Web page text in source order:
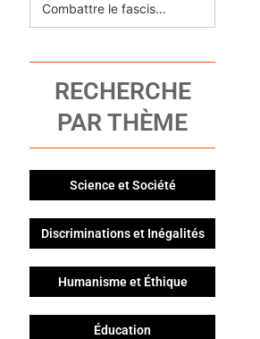
Combattre le fascisme avec Pasolini
RECHERCHE
PAR THÈME
Science et Société
Discriminations et Inégalités
Humanisme et Éthique
Éducation